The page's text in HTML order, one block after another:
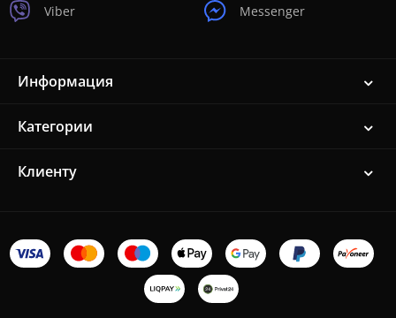
Viber Messenger
Информация
Категории
Клиенту